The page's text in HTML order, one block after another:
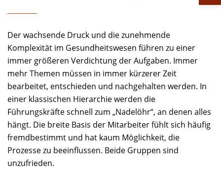
Der wachsende Druck und die zunehmende
Komplexität im Gesundheitswesen führen zu einer
immer größeren Verdichtung der Aufgaben. Immer
mehr Themen müssen in immer kürzerer Zeit
bearbeitet, entschieden und nachgehalten werden. In
einer klassischen Hierarchie werden die
Führungskräfte schnell zum „Nadelöhr“, an denen alles
hängt. Die breite Basis der Mitarbeiter fühlt sich häufig
fremdbestimmt und hat kaum Möglichkeit, die
Prozesse zu beeinflussen. Beide Gruppen sind
unzufrieden.